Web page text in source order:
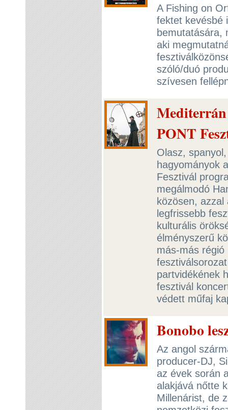
A Fishing on
fektet kevésbé
bemutatására,
aki
szóló/duó
szívesen
PONT
Olasz,
hagyományok
Fesztivál
megálmodó
közösen,
legfrissebb
kulturális
élményszerű
más-más régió
partvidékének
fesztivál
védett műfaj
Bonobo
Az angol
producer-DJ,
az évek során
alakjává nőtte
Millenárist, de